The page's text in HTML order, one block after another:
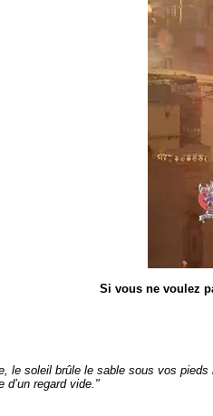
Si vous ne voulez
le soleil brûle le sable sous vos
regard vide."